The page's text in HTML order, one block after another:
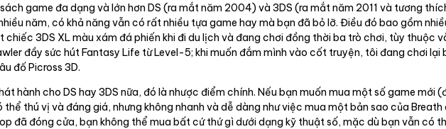
game đa dạng và lớn hơn DS (ra mắt năm 2004) và 3DS (ra mắt năm 2011 và tương
năm, có khả năng vẫn có rất nhiều tựa game hay mà bạn đã bỏ lỡ. Điều đó bao gồm
3DS XL màu xám đá phiến khi đi du lịch và đang chơi đồng thời ba trò chơi, tùy thuộc
đầy sức hút Fantasy Life từ Level-5; khi muốn đắm mình vào cốt truyện, tôi đang chơi lại
đố Picross 3D.
hành cho DS hay 3DS nữa, đó là nhược điểm chính. Nếu bạn muốn mua một số game mới
thú vị và đáng giá, nhưng không nhanh và dễ dàng như việc mua một bản sao của
đã đóng cửa, bạn không thể mua bất cứ thứ gì dưới dạng kỹ thuật số, mặc dù bạn vẫn có